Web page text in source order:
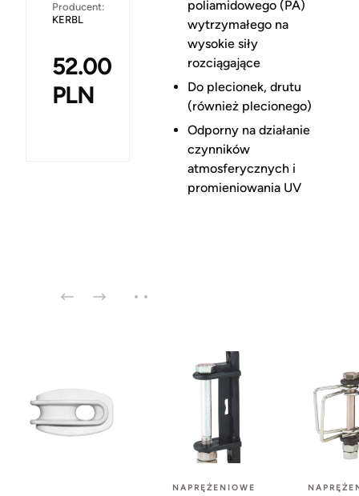
Producent:
KERBL
52.00
PLN
poliamidowego (PA)
wytrzymałego na
wysokie siły
rozciągające
Do plecionek, drutu
(również plecionego)
Odporny na działanie
czynników
atmosferycznych i
promieniowania UV
NAPRĘŻENIOWE